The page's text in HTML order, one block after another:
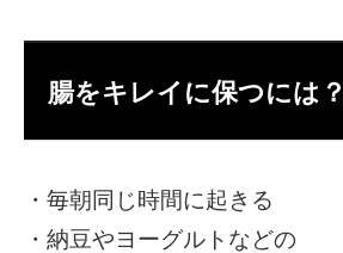
腸をキレイに保つには？
・毎朝同じ時間に起きる
・納豆やヨーグルトなどの